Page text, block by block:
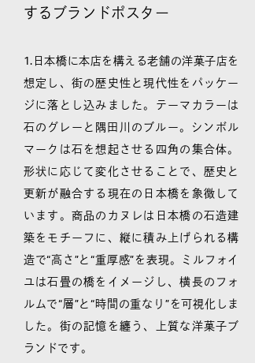
するブランドポスター
1.日本橋に本店を構える老舗の洋菓子店を
想定し、街の歴史性と現代性をパッケー
ジに落とし込みました。テーマカラーは
石のグレーと隅田川のブルー。シンボル
マークは石を想起させる四角の集合体。
形状に応じて変化させることで、歴史と
更新が融合する現在の日本橋を象徴して
います。商品のカヌレは日本橋の石造建
築をモチーフに、縦に積み上げられる構
造で“高さ”と“重厚感”を表現。ミルフォイ
ユは石畳の橋をイメージし、横長のフォ
ルムで“層”と“時間の重なり”を可視化しま
した。街の記憶を纏う、上質な洋菓子ブ
ランドです。